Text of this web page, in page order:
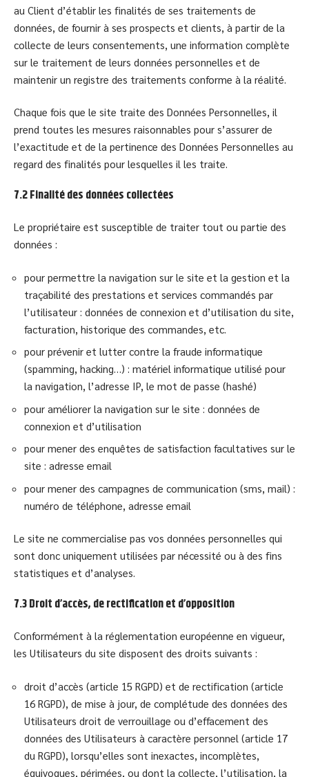
au Client d’établir les finalités de ses traitements de
données, de fournir à ses prospects et clients, à partir de la
collecte de leurs consentements, une information complète
sur le traitement de leurs données personnelles et de
maintenir un registre des traitements conforme à la réalité.
Chaque fois que le site traite des Données Personnelles, il
prend toutes les mesures raisonnables pour s’assurer de
l’exactitude et de la pertinence des Données Personnelles au
regard des finalités pour lesquelles il les traite.
7.2 Finalité des données collectées
Le propriétaire est susceptible de traiter tout ou partie des
données :
pour permettre la navigation sur le site et la gestion et la
traçabilité des prestations et services commandés par
l’utilisateur : données de connexion et d’utilisation du site,
facturation, historique des commandes, etc.
pour prévenir et lutter contre la fraude informatique
(spamming, hacking…) : matériel informatique utilisé pour
la navigation, l’adresse IP, le mot de passe (hashé)
pour améliorer la navigation sur le site : données de
connexion et d’utilisation
pour mener des enquêtes de satisfaction facultatives sur le
site : adresse email
pour mener des campagnes de communication (sms, mail) :
numéro de téléphone, adresse email
Le site ne commercialise pas vos données personnelles qui
sont donc uniquement utilisées par nécessité ou à des fins
statistiques et d’analyses.
7.3 Droit d’accès, de rectification et d’opposition
Conformément à la réglementation européenne en vigueur,
les Utilisateurs du site disposent des droits suivants :
droit d’accès (article 15 RGPD) et de rectification (article
16 RGPD), de mise à jour, de complétude des données des
Utilisateurs droit de verrouillage ou d’effacement des
données des Utilisateurs à caractère personnel (article 17
du RGPD), lorsqu’elles sont inexactes, incomplètes,
équivoques, périmées, ou dont la collecte, l’utilisation, la